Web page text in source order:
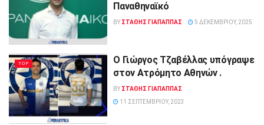
Παναθηναϊκό
BY ΣΤΑΘΗΣ ΓΊΑΠΑΠΠΑΣ 5 ΔΕΚΕΜΒΡΊΟΥ, 2025
TOP
Ο Γιώργος Τζαβέλλας υπόγραψε
στον Ατρόμητο Αθηνών .
BY ΣΤΑΘΗΣ ΓΊΑΠΑΠΠΑΣ
11 ΣΕΠΤΕΜΒΡΊΟΥ, 2023